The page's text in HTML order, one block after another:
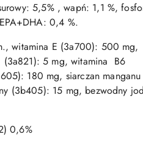
5,5% , wapń: 1,1 %,
0,4 %.
witamina E (3a700): 500 mg,
5 mg, witamina B6
180 mg, siarczan manganu
(3b405): 15 mg, bezwodny
0,6%